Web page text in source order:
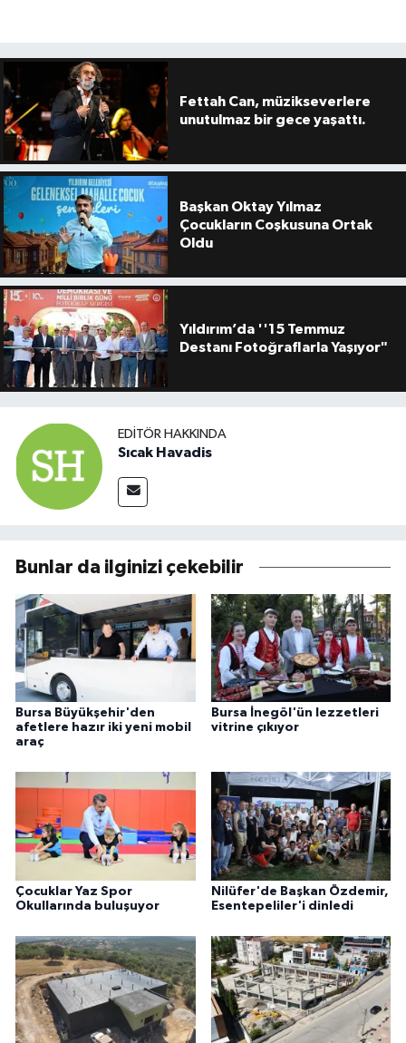
Fettah Can, müzikseverlere
unutulmaz bir gece yaşattı.
Başkan Oktay Yılmaz
Çocukların Coşkusuna Ortak
Oldu
Yıldırım’da ''15 Temmuz
Destanı Fotoğraflarla Yaşıyor"
EDITÖR HAKKINDA
Sıcak Havadis
Bunlar da ilginizi çekebilir
Bursa Büyükşehir'den
afetlere hazır iki yeni mobil
araç
Bursa İnegöl'ün lezzetleri
vitrine çıkıyor
Çocuklar Yaz Spor
Okullarında buluşuyor
Nilüfer'de Başkan Özdemir,
Esentepeliler'i dinledi